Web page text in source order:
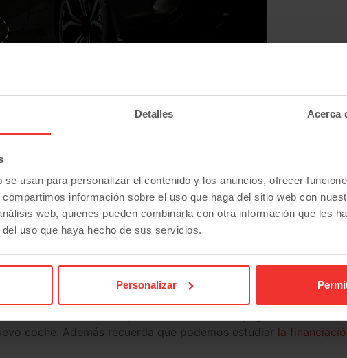
Detalles Acerca
usan para personalizar el contenido y los anuncios, ofrecer
información sobre el uso que haga del sitio web con
web, quienes pueden combinarla con otra información que les
uso que haya hecho de sus servicios.
Personalizar
Clase C V
126 CV Ford Transit L2H2 130 CV Trend
L4 140 CV Peugeot Boxer L2H2140V S&S
coche en el caso de que lo necesites. Que pagar tu vehículo
coche. Además recuerda que podemos estudiar la